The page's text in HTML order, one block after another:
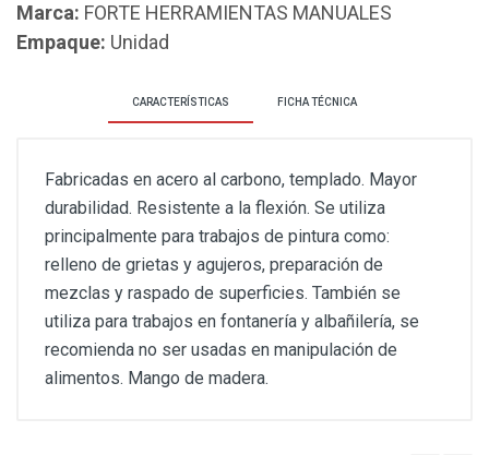
Marca: FORTE HERRAMIENTAS MANUALES
Empaque: Unidad
CARACTERÍSTICAS FICHA TÉCNICA
Fabricadas en acero al carbono, templado. Mayor
durabilidad. Resistente a la flexión. Se utiliza
principalmente para trabajos de pintura como:
relleno de grietas y agujeros, preparación de
mezclas y raspado de superficies. También se
utiliza para trabajos en fontanería y albañilería, se
recomienda no ser usadas en manipulación de
alimentos. Mango de madera.